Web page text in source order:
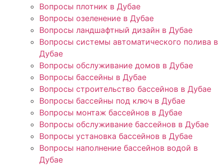
Вопросы плотник в Дубае
Вопросы озеленение в Дубае
Вопросы ландшафтный дизайн в Дубае
Вопросы системы автоматического полива в
Дубае
Вопросы обслуживание домов в Дубае
Вопросы бассейны в Дубае
Вопросы строительство бассейнов в Дубае
Вопросы бассейны под ключ в Дубае
Вопросы монтаж бассейнов в Дубае
Вопросы обслуживание бассейнов в Дубае
Вопросы установка бассейнов в Дубае
Вопросы наполнение бассейнов водой в
Дубае